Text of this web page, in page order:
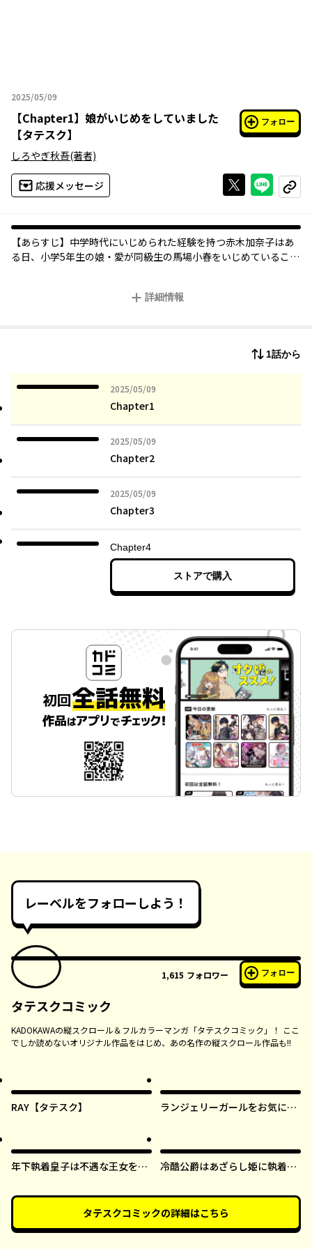
2025/05/09
2025年05月09日
【Chapter1】 娘がいじめをしていました
【タテスク】
フォロー
しろやぎ秋吾(著者)
応援メッセージ Xで投稿する
ライン
コピー
【あらすじ】中学時代にいじめられた経験を持つ赤木加奈子はあ
る日、小学5年生の娘・愛が同級生の馬場小春をいじめていること
てしまう。小春の母・千春は苦しむ娘を見て知り合いに相談する
家族。自分の子供がいじめの当事者と知った時、「正しい対応」
とは果たして何なのか？いじめ問題を加害者家族、被害者家族双
方の視点から描く、意欲的セミフィクション。【「シリーズ 立
ち行かないわたしたち」について】「シリーズ 立ち行かないわ
リーズでは、思いもよらない出来事を経験したり、困難に直面し
たりと、ままならない日々を生きる人物の姿を、他人事ではなく
す。見知らぬ誰かの日常であると同時に、いつか自分にも起こる
かもしれない日常の物語を、ぜひお楽しみください。
詳細情報
1話から
2025/05/09
2025年05月09日
Chapter1
2025/05/09
2025年05月09日
Chapter2
2025/05/09
2025年05月09日
Chapter3
Chapter4
ストアで購入
レーベルをフォローしよう！
1,615 フォロワー フォロー
タテスクコミック
KADOKAWAの縦スクロール＆フルカラーマンガ「タテスクコミック」！ ここ
でしか読めないオリジナル作品をはじめ、あの名作の縦スクロール作品も!!
RAY【タテスク】
ランジェリーガールをお気に召
年下執着皇子は不遇な王女を愛
冷酷公爵はあざらし姫に執着中
タテスクコミックの詳細はこちら